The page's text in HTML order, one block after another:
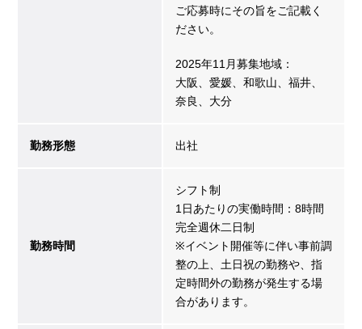
ご応募時にその旨をご記載く
ださい。
2025年11月募集地域：
大阪、愛媛、和歌山、福井、
奈良、大分
勤務形態 出社
勤務時間
シフト制
1日あたりの実働時間：8時間
完全週休二日制
※イベント開催等に伴い事前調
整の上、土日祝の勤務や、指
定時間外の勤務が発生する場
合があります。